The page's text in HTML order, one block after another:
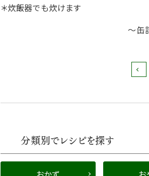
＊炊飯器でも炊けます
〜缶
分類別でレシピを探す